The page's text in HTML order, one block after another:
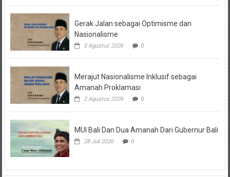
Gerak Jalan sebagai Optimisme dan
Nasionalisme
5 Agustus 2026 0
Merajut Nasionalisme Inklusif sebagai
Amanah Proklamasi
2 Agustus 2026 0
MUI Bali Dan Dua Amanah Dari Gubernur Bali
28 Juli 2026 0